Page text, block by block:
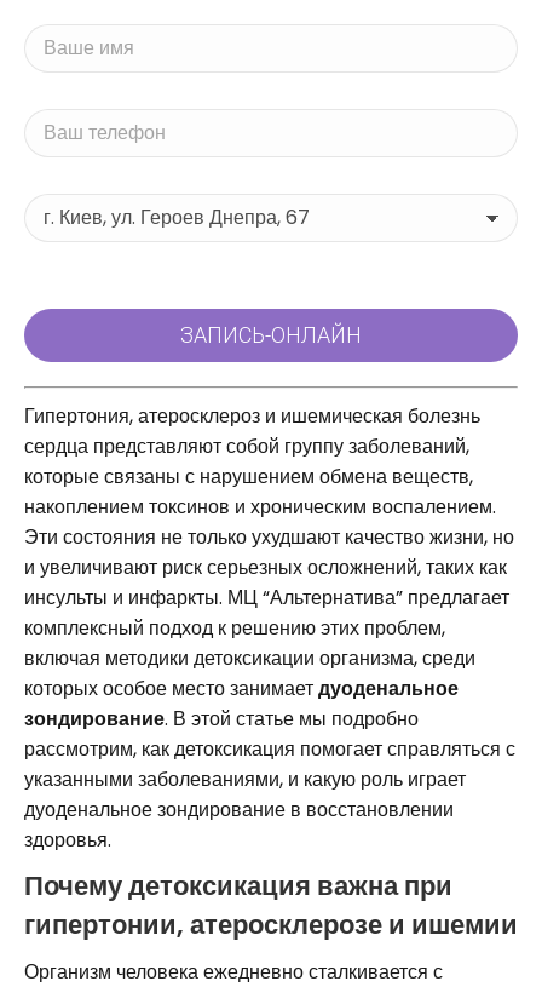
Гипертония, атеросклероз и ишемическая болезнь
сердца представляют собой группу заболеваний,
которые связаны с нарушением обмена веществ,
накоплением токсинов и хроническим воспалением.
Эти состояния не только ухудшают качество жизни, но
и увеличивают риск серьезных осложнений, таких как
инсульты и инфаркты. МЦ “Альтернатива” предлагает
комплексный подход к решению этих проблем,
включая методики детоксикации организма, среди
которых особое место занимаетдуоденальное
зондирование. В этой статье мы подробно
рассмотрим, как детоксикация помогает справляться с
указанными заболеваниями, и какую роль играет
дуоденальное зондирование в восстановлении
здоровья.
Почему детоксикация важна при
гипертонии, атеросклерозе и ишемии
Организм человека ежедневно сталкивается с